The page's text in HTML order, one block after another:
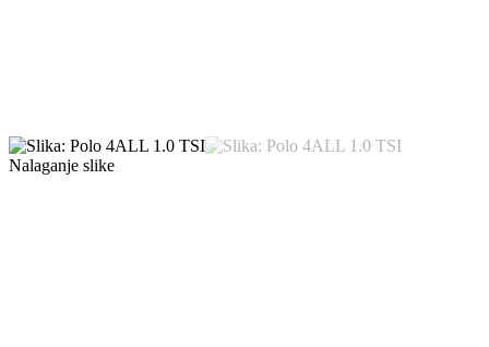
Nalaganje slike